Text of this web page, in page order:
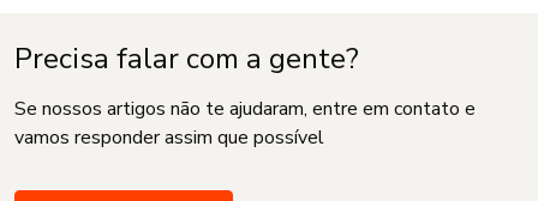
Precisa falar com a gente?
Se nossos artigos não te ajudaram, entre em contato e
vamos responder assim que possível